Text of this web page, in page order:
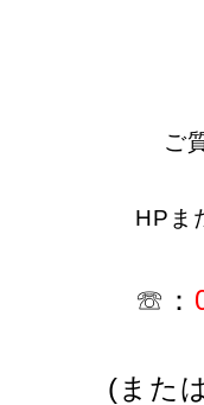
ご
HPま
☏：
(また